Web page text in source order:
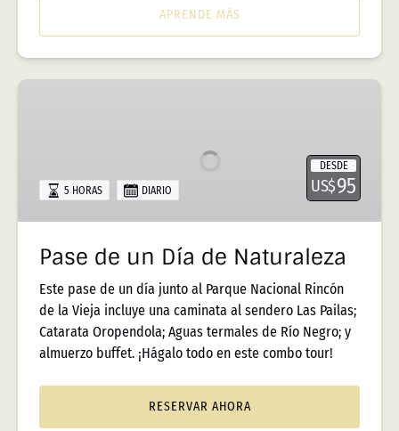
APRENDE MÁS
Naturaleza
DESDE
US$95
5 HORAS DIARIO
Pase de un Día de Naturaleza
Este pase de un día junto al Parque Nacional Rincón
de la Vieja incluye una caminata al sendero Las Pailas;
Catarata Oropendola; Aguas termales de Río Negro; y
almuerzo buffet. ¡Hágalo todo en este combo tour!
RESERVAR AHORA